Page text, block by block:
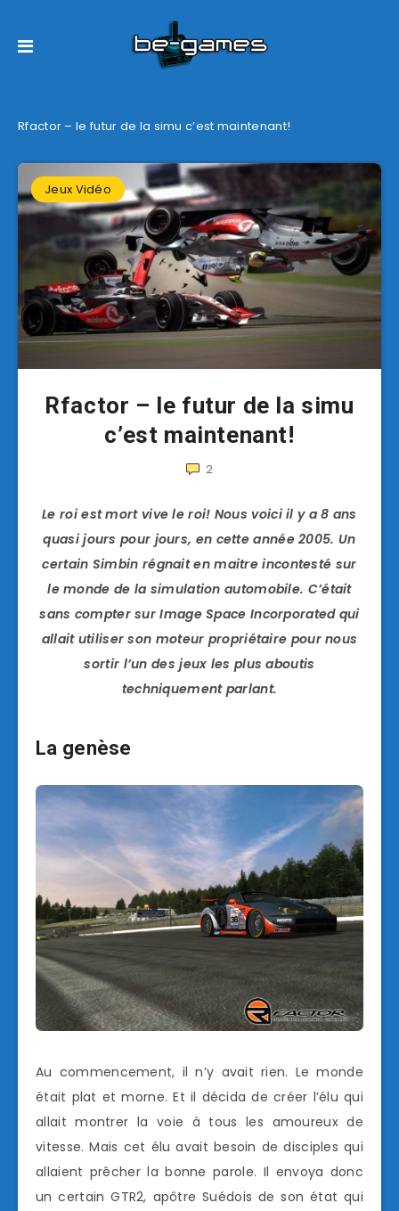
Rfactor – le futur de la simu c’est maintenant!
Jeux Vidéo
Rfactor – le futur de la simu
c’est maintenant!
2
Le roi est mort vive le roi! Nous voici il y a 8 ans
quasi jours pour jours, en cette année 2005. Un
certain Simbin régnait en maitre incontesté sur
le monde de la simulation automobile. C’était
sans compter sur Image Space Incorporated qui
allait utiliser son moteur propriétaire pour nous
sortir l’un des jeux les plus aboutis
techniquement parlant.
La genèse
Au commencement, il n’y avait rien. Le monde
était plat et morne. Et il décida de créer l’élu qui
allait montrer la voie à tous les amoureux de
vitesse. Mais cet élu avait besoin de disciples qui
allaient prêcher la bonne parole. Il envoya donc
un certain GTR2, apôtre Suédois de son état qui